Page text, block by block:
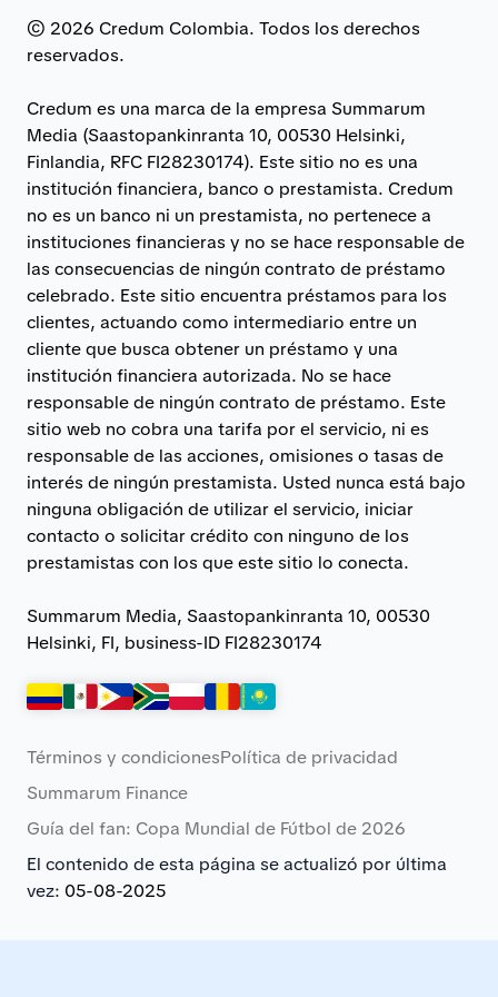
© 2026 Credum Colombia. Todos los derechos
reservados.
Credum es una marca de la empresa Summarum
Media (Saastopankinranta 10, 00530 Helsinki,
Finlandia, RFC FI28230174). Este sitio no es una
institución financiera, banco o prestamista. Credum
no es un banco ni un prestamista, no pertenece a
instituciones financieras y no se hace responsable de
las consecuencias de ningún contrato de préstamo
celebrado. Este sitio encuentra préstamos para los
clientes, actuando como intermediario entre un
cliente que busca obtener un préstamo y una
institución financiera autorizada. No se hace
responsable de ningún contrato de préstamo. Este
sitio web no cobra una tarifa por el servicio, ni es
responsable de las acciones, omisiones o tasas de
interés de ningún prestamista. Usted nunca está bajo
ninguna obligación de utilizar el servicio, iniciar
contacto o solicitar crédito con ninguno de los
prestamistas con los que este sitio lo conecta.
Summarum Media, Saastopankinranta 10, 00530
Helsinki, FI, business-ID FI28230174
Términos y condicionesPolítica de privacidad
Summarum Finance
Guía del fan: Copa Mundial de Fútbol de 2026
El contenido de esta página se actualizó por última
vez: 05-08-2025